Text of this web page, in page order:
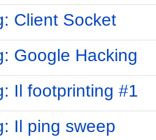
Client Socket
Google Hacking
Il footprinting #1
Il ping sweep